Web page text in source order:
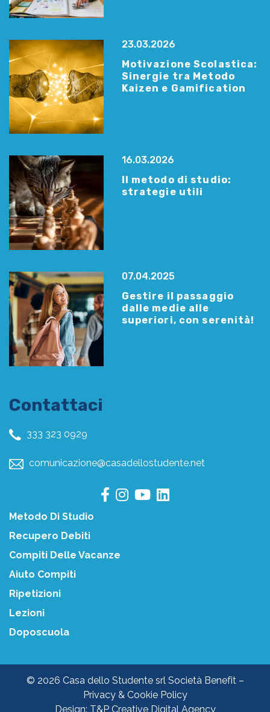
23.03.2026
Motivazione Scolastica:
Sinergie tra Metodo
Kaizen e Gamification
16.03.2026
Il metodo di studio:
strategie utili
07.04.2025
Gestire il passaggio
dalle medie alle
superiori, con serenità!
Contattaci
333 323 0929
comunicazione@casadellostudente.net
Metodo Di Studio
Recupero Debiti
Compiti Delle Vacanze
Aiuto Compiti
Ripetizioni
Lezioni
Doposcuola
© 2026 Casa dello Studente srl Società Benefit –
Privacy & Cookie Policy
Design: T&P Creative Digital Agency